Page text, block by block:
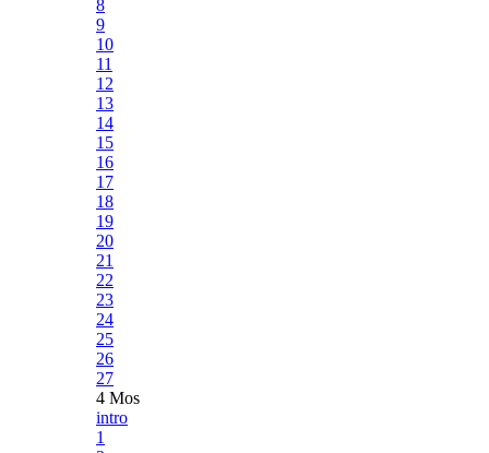
8
9
10
11
12
13
14
15
16
17
18
19
20
21
22
23
24
25
26
27
4 Mos
intro
1